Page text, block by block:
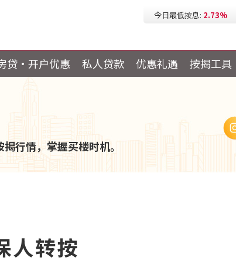
今日最低按息: 2.73%
贷・开户优惠 私人贷款 优惠礼遇 按揭工具
行情，掌握买楼时机。
人转按